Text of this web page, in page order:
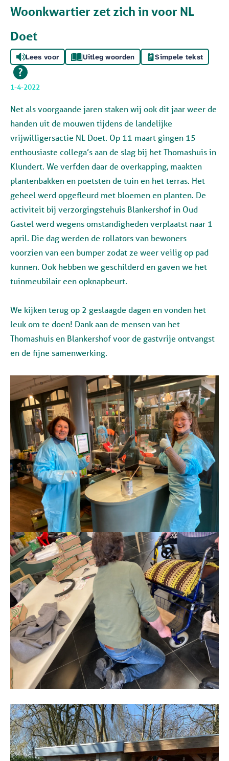
Woonkwartier zet zich in voor NL
Doet
Lees voor Uitleg woorden Simpele tekst
1-4-2022
Net als voorgaande jaren staken wij ook dit jaar weer de
handen uit de mouwen tijdens de landelijke
vrijwilligersactie NL Doet. Op 11 maart gingen 15
enthousiaste collega’s aan de slag bij het Thomashuis in
Klundert. We verfden daar de overkapping, maakten
plantenbakken en poetsten de tuin en het terras. Het
geheel werd opgefleurd met bloemen en planten. De
activiteit bij verzorgingstehuis Blankershof in Oud
Gastel werd wegens omstandigheden verplaatst naar 1
april. Die dag werden de rollators van bewoners
voorzien van een bumper zodat ze weer veilig op pad
kunnen. Ook hebben we geschilderd en gaven we het
tuinmeubilair een opknapbeurt.
We kijken terug op 2 geslaagde dagen en vonden het
leuk om te doen! Dank aan de mensen van het
Thomashuis en Blankershof voor de gastvrije ontvangst
en de fijne samenwerking.